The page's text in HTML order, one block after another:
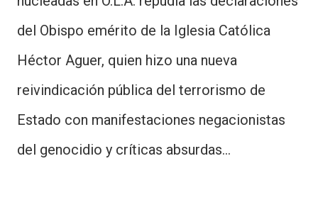
del Obispo emérito de la Iglesia Católica
Héctor Aguer, quien hizo una nueva
reivindicación pública del terrorismo de
Estado con manifestaciones negacionistas
del genocidio y críticas absurdas…